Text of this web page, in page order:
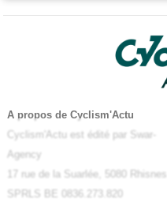
A propos de Cyclism'Actu
Cyclism'Actu est édité par Swar-
Agency
17 rue de la Suarlée, 5080 Rhisnes
SPRLS BE 0836.273.820